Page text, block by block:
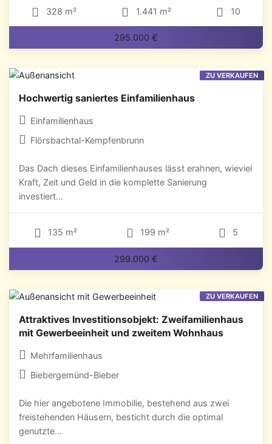
328 m² 1.441 m² 10
295.000 €
Hochwertig saniertes Einfamilienhaus
Einfamilienhaus
Flörsbachtal-Kempfenbrunn
Das Dach dieses Einfamilienhauses lässt erahnen, wieviel
Kraft, Zeit und Geld in die komplette Sanierung
investiert...
135 m² 199 m² 5
299.000 €
ZU VERKAUFEN
Attraktives Investitionsobjekt: Zweifamilienhaus
mit Gewerbeeinheit und zweitem Wohnhaus
Mehrfamilienhaus
Biebergemünd-Bieber
Die hier angebotene Immobilie, bestehend aus zwei
freistehenden Häusern, besticht durch die optimal
genutzte...
ZU VERKAUFEN